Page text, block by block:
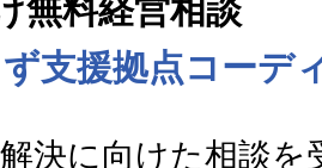
無料経営相談
支援拠点コーデ
決に向けた相談を